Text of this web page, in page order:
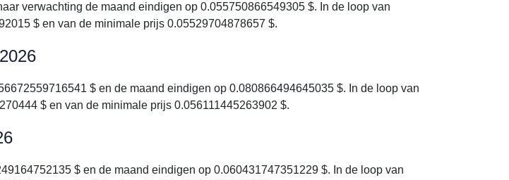
verwachting de maand eindigen op 0.055750866549305 $. In de loop van
$ en van de minimale prijs 0.05529704878657 $.
$ en de maand eindigen op 0.080866494645035 $. In de loop van
$ en van de minimale prijs 0.056111445263902 $.
$ en de maand eindigen op 0.060431747351229 $. In de loop van